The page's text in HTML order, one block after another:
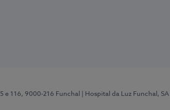
e 116, 9000-216 Funchal | Hospital da Luz Funchal, SA